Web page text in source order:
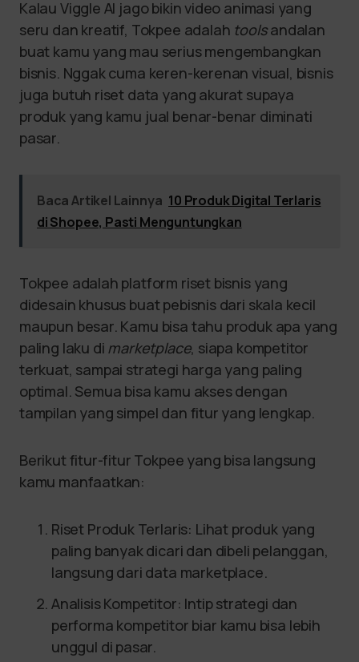
Kalau Viggle AI jago bikin video animasi yang
seru dan kreatif, Tokpee adalah toolsandalan
buat kamu yang mau serius mengembangkan
bisnis. Nggak cuma keren-kerenan visual, bisnis
juga butuh riset data yang akurat supaya
produk yang kamu jual benar-benar diminati
pasar.
Baca Artikel Lainnya 10 Produk Digital Terlaris
di Shopee, Pasti Menguntungkan
Tokpee adalah platform riset bisnis yang
didesain khusus buat pebisnis dari skala kecil
maupun besar. Kamu bisa tahu produk apa yang
paling laku di marketplace, siapa kompetitor
terkuat, sampai strategi harga yang paling
optimal. Semua bisa kamu akses dengan
tampilan yang simpel dan fitur yang lengkap.
Berikut fitur-fitur Tokpee yang bisa langsung
kamu manfaatkan:
Riset Produk Terlaris: Lihat produk yang
paling banyak dicari dan dibeli pelanggan,
langsung dari data marketplace.
Analisis Kompetitor: Intip strategi dan
performa kompetitor biar kamu bisa lebih
unggul di pasar.